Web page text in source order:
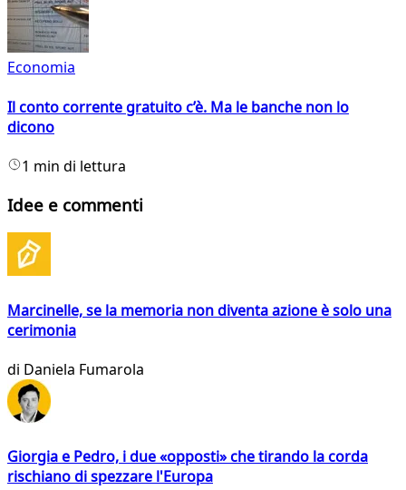
Economia
Il conto corrente gratuito c’è. Ma le banche non lo
dicono
1 min di lettura
Idee e commenti
Marcinelle, se la memoria non diventa azione è solo una
cerimonia
di Daniela Fumarola
Giorgia e Pedro, i due «opposti» che tirando la corda
rischiano di spezzare l'Europa